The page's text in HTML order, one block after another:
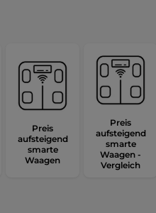
Preis
aufsteigend
smarte
Waagen
Preis
aufsteigend
smarte
Waagen -
Vergleich